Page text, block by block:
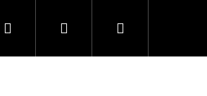
Hledat PřihlášeníNákupní